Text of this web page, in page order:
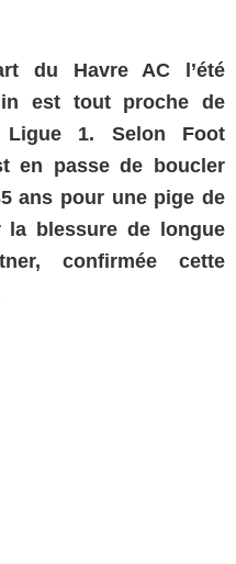
du Havre AC l’été
est tout proche de
1. Selon Foot
en passe de boucler
ans pour une pige de
blessure de longue
confirmée cette